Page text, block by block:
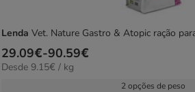
Lenda Vet. Nature Gastro & Atopic ração
Preço
de
29.09€-90.59€
9.15€
Desde 9.15€ / kg
2 opções de peso